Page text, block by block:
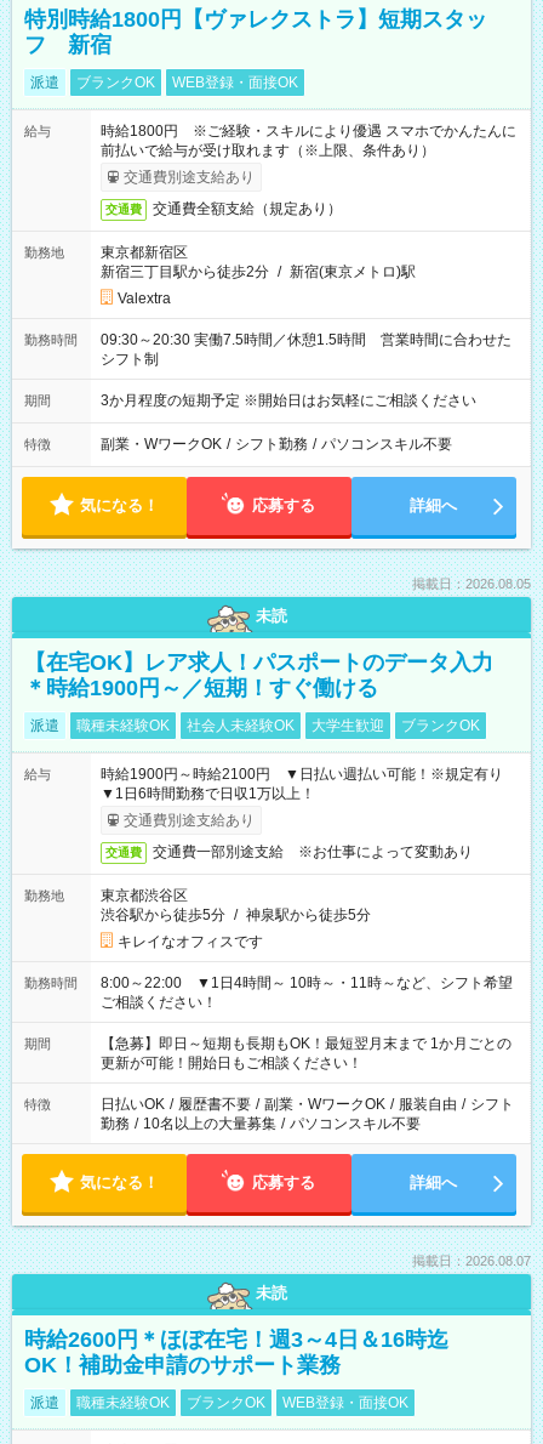
特別時給1800円【ヴァレクストラ】短期スタッ
フ 新宿
派遣 ブランクOK WEB登録・面接OK
給与
時給1800円 ※ご経験・スキルにより優遇 スマホでかんたんに
前払いで給与が受け取れます（※上限、条件あり）
交通費別途支給あり
交通費 交通費全額支給（規定あり）
勤務地
東京都新宿区
新宿三丁目駅から徒歩2分 / 新宿(東京メトロ)駅
Valextra
勤務時間
09:30～20:30 実働7.5時間／休憩1.5時間 営業時間に合わせた
シフト制
期間 3か月程度の短期予定 ※開始日はお気軽にご相談ください
特徴 副業・WワークOK / シフト勤務 / パソコンスキル不要
気になる！ 応募する 詳細へ
掲載日：2026.08.05
未読
【在宅OK】レア求人！パスポートのデータ入力
＊時給1900円～／短期！すぐ働ける
派遣 職種未経験OK 社会人未経験OK 大学生歓迎 ブランクOK
給与
時給1900円～時給2100円 ▼日払い週払い可能！※規定有り
▼1日6時間勤務で日収1万以上！
交通費別途支給あり
交通費 交通費一部別途支給 ※お仕事によって変動あり
勤務地
東京都渋谷区
渋谷駅から徒歩5分 / 神泉駅から徒歩5分
キレイなオフィスです
勤務時間
8:00～22:00 ▼1日4時間～ 10時～・11時～など、シフト希望
ご相談ください！
期間
【急募】即日～短期も長期もOK！最短翌月末まで 1か月ごとの
更新が可能！開始日もご相談ください！
特徴 日払いOK / 履歴書不要 / 副業・WワークOK / 服装自由 / シフト
勤務 / 10名以上の大量募集 / パソコンスキル不要
気になる！ 応募する 詳細へ
掲載日：2026.08.07
未読
時給2600円＊ほぼ在宅！週3～4日＆16時迄
OK！補助金申請のサポート業務
派遣 職種未経験OK ブランクOK WEB登録・面接OK